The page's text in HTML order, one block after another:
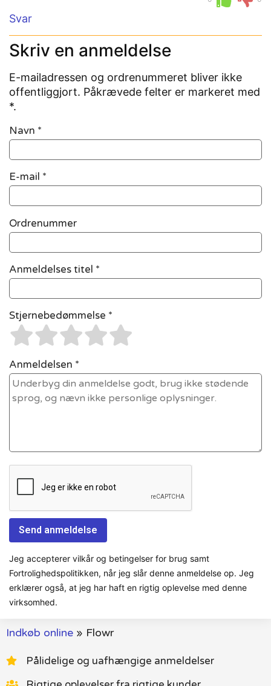
Svar
Skriv en anmeldelse
E-mailadressen og ordrenummeret bliver ikke
offentliggjort. Påkrævede felter er markeret med
*.
Navn *
E-mail *
Ordrenummer
Anmeldelses titel *
Stjernebedømmelse *
Anmeldelsen *
Jeg accepterer vilkår og betingelser for brug samt
Fortrolighedspolitikken, når jeg slår denne anmeldelse op. Jeg
erklærer også, at jeg har haft en rigtig oplevelse med denne
virksomhed.
Indkøb online » Flowr
Pålidelige og uafhængige anmeldelser